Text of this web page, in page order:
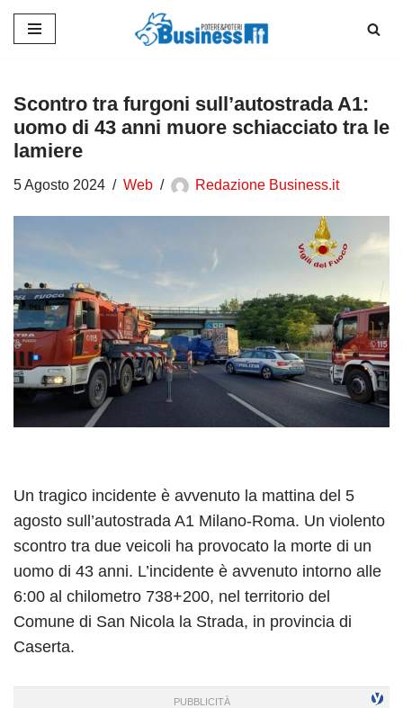
contenuto
Scontro tra furgoni sull’autostrada A1:
uomo di 43 anni muore schiacciato tra le
lamiere
5 Agosto 2024 Web Redazione Business.it
Un tragico incidente è avvenuto la mattina del 5
agosto sull’autostrada A1 Milano-Roma. Un violento
scontro tra due veicoli ha provocato la morte di un
uomo di 43 anni. L’incidente è avvenuto intorno alle
6:00 al chilometro 738+200, nel territorio del
Comune di San Nicola la Strada, in provincia di
Caserta.